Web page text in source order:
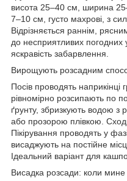
висота 25–40 см, ширина
7–10 см, густо махрові, з
Відрізняється раннім,
до несприятливих погодних
яскравість забарвлення.
Вирощують розсадним
Посів проводять наприкінці
рівномірно розсипають по
ґрунту, збризкують водою з
або прозорою плівкою.
Пікірування проводять у
висаджують на постійне
Ідеальний варіант для
Висадка розсади: коли мине